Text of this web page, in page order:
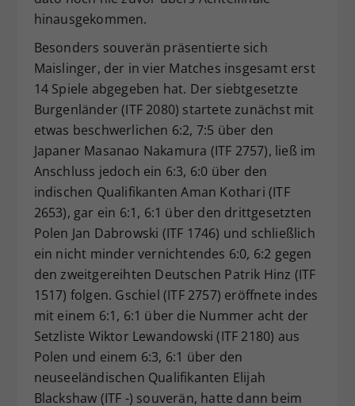
hinausgekommen.
Besonders souverän präsentierte sich
Maislinger, der in vier Matches insgesamt erst
14 Spiele abgegeben hat. Der siebtgesetzte
Burgenländer (ITF 2080) startete zunächst mit
etwas beschwerlichen 6:2, 7:5 über den
Japaner Masanao Nakamura (ITF 2757), ließ im
Anschluss jedoch ein 6:3, 6:0 über den
indischen Qualifikanten Aman Kothari (ITF
2653), gar ein 6:1, 6:1 über den drittgesetzten
Polen Jan Dabrowski (ITF 1746) und schließlich
ein nicht minder vernichtendes 6:0, 6:2 gegen
den zweitgereihten Deutschen Patrik Hinz (ITF
1517) folgen. Gschiel (ITF 2757) eröffnete indes
mit einem 6:1, 6:1 über die Nummer acht der
Setzliste Wiktor Lewandowski (ITF 2180) aus
Polen und einem 6:3, 6:1 über den
neuseeländischen Qualifikanten Elijah
Blackshaw (ITF -) souverän, hatte dann beim